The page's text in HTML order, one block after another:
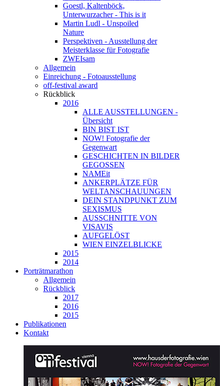
Goestl, Kaltenböck,
Unterwurzacher - This is it
Martin Ludl - Unspoiled
Nature
Perspektiven - Ausstellung der
Meisterklasse für Fotografie
ZWEIsam
Allgemein
Einreichung - Fotoausstellung
off-festival award
Rückblick
2016
ALLE AUSSTELLUNGEN -
Übersicht
BIN BIST IST
NOW! Fotografie der
Gegenwart
GESCHICHTEN IN BILDER
GEGOSSEN
NAMEit
ANKERPLÄTZE FÜR
WELTANSCHAUUNGEN
DEIN STANDPUNKT ZUM
SEXISMUS
AUSSCHNITTE VON
VISAVIS
AUFGELÖST
WIEN EINZELBLICKE
2015
2014
Porträtmarathon
Allgemein
Rückblick
2017
2016
2015
Publikationen
Kontakt